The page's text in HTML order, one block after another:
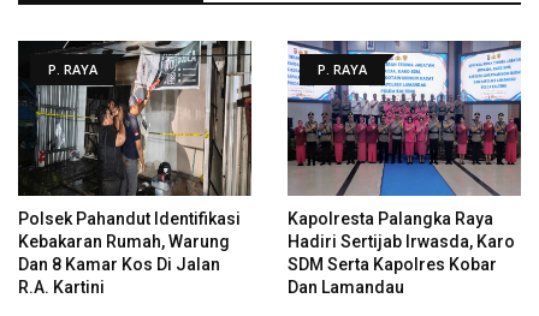
P. RAYA
Polsek Pahandut Identifikasi
Kebakaran Rumah, Warung
Dan 8 Kamar Kos Di Jalan
R.A. Kartini
P. RAYA
Kapolresta Palangka Raya
Hadiri Sertijab Irwasda, Karo
SDM Serta Kapolres Kobar
Dan Lamandau